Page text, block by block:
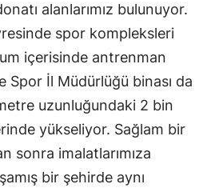
alanlarımız bulunuyor.
spor kompleksleri
içerisinde antrenman
Spor İl Müdürlüğü binası da
uzunluğundaki 2 bin
yükseliyor. Sağlam bir
sonra imalatlarımıza
bir şehirde aynı